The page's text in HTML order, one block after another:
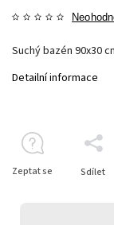
Suchý bazén 90x30
Detailní informace
Zeptat se Sdílet